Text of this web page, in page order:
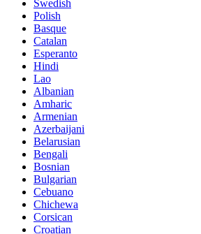
Swedish
Polish
Basque
Catalan
Esperanto
Hindi
Lao
Albanian
Amharic
Armenian
Azerbaijani
Belarusian
Bengali
Bosnian
Bulgarian
Cebuano
Chichewa
Corsican
Croatian